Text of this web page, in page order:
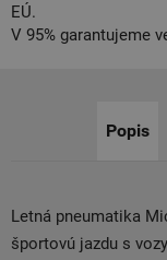
EÚ.
V 95% garantujeme
Popis
Letná pneumatika
športovú jazdu s